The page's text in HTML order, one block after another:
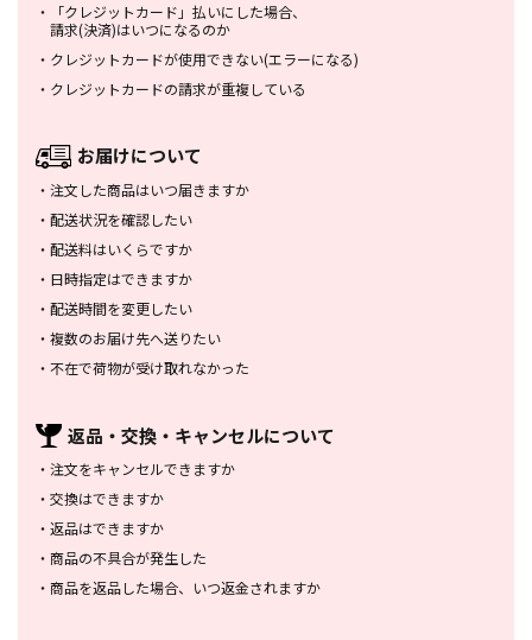
・
「クレジットカード」払いにした場合、
請求(決済)はいつになるのか
・ クレジットカードが使用できない(エラーになる)
・ クレジットカードの請求が重複している
お届けについて
・ 注文した商品はいつ届きますか
・ 配送状況を確認したい
・ 配送料はいくらですか
・ 日時指定はできますか
・ 配送時間を変更したい
・ 複数のお届け先へ送りたい
・ 不在で荷物が受け取れなかった
返品・交換・ キャンセルについて
・ 注文をキャンセルできますか
・ 交換はできますか
・ 返品はできますか
・ 商品の不具合が発生した
・ 商品を返品した場合、 いつ返金されますか